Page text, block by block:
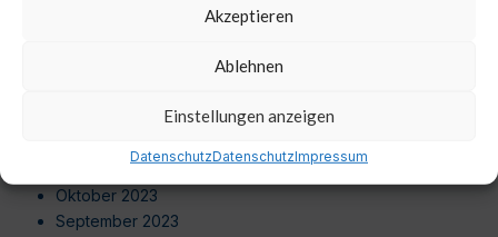
Akzeptieren
Ablehnen
Einstellungen anzeigen
DatenschutzDatenschutzImpressum
November 2023
Oktober 2023
September 2023